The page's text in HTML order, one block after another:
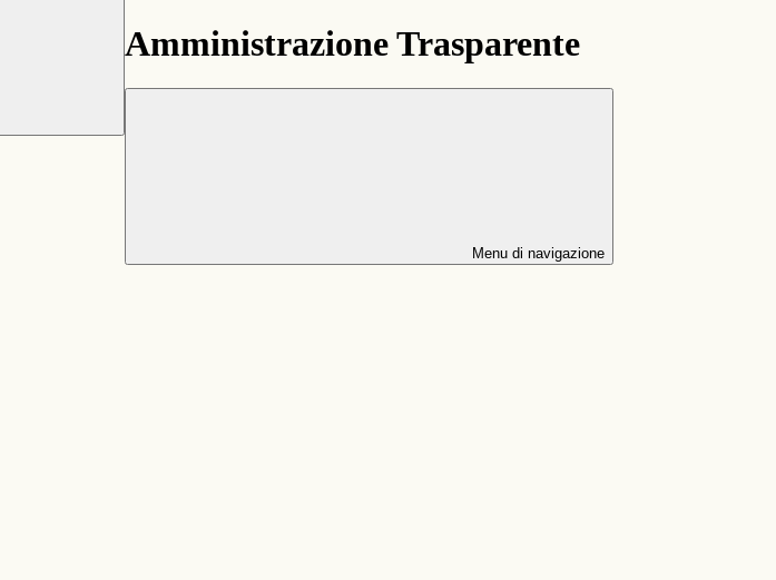
Amministrazione Trasparente
Menu di navigazione